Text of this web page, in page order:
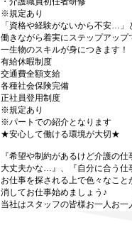
※規定あり
「資格や経験がないから不安…」
働きながら着実にステップアップ
一生物のスキルが身につきます！
有給休暇制度
交通費全額支給
各種社会保険完備
正社員登用制度
※規定あり
※パートでの紹介となります
★安心して働ける環境が大切★
『希望や制約があるけど介護の
大丈夫かな…』、『自分に合う仕
お仕事を探される上で色々なこ
消してお仕事始めましょう♪
当社はスタッフの皆様お一人お